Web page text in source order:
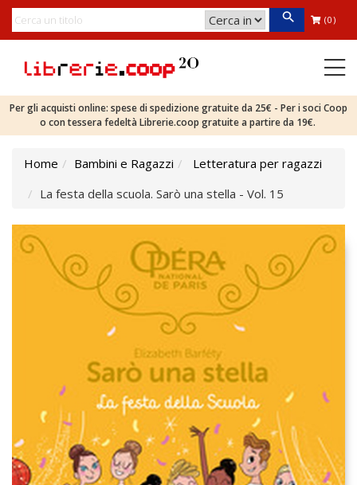
(0)
Per gli acquisti online: spese di spedizione gratuite da 25€ - Per i soci Coop
o con tessera fedeltà Librerie.coop gratuite a partire da 19€.
Home Bambini e Ragazzi
Letteratura per ragazzi
La festa della scuola. Sarò una stella - Vol. 15